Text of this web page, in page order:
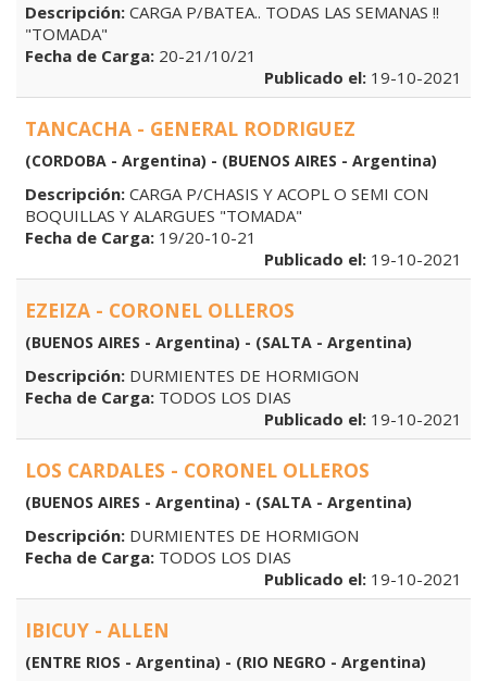
Descripción: CARGA P/BATEA.. TODAS LAS SEMANAS !!
"TOMADA"
Fecha de Carga: 20-21/10/21
Publicado el: 19-10-2021
TANCACHA - GENERAL RODRIGUEZ
(CORDOBA - Argentina) - (BUENOS AIRES - Argentina)
Descripción: CARGA P/CHASIS Y ACOPL O SEMI CON
BOQUILLAS Y ALARGUES "TOMADA"
Fecha de Carga: 19/20-10-21
Publicado el: 19-10-2021
EZEIZA - CORONEL OLLEROS
(BUENOS AIRES - Argentina) - (SALTA - Argentina)
Descripción: DURMIENTES DE HORMIGON
Fecha de Carga: TODOS LOS DIAS
Publicado el: 19-10-2021
LOS CARDALES - CORONEL OLLEROS
(BUENOS AIRES - Argentina) - (SALTA - Argentina)
Descripción: DURMIENTES DE HORMIGON
Fecha de Carga: TODOS LOS DIAS
Publicado el: 19-10-2021
IBICUY - ALLEN
(ENTRE RIOS - Argentina) - (RIO NEGRO - Argentina)